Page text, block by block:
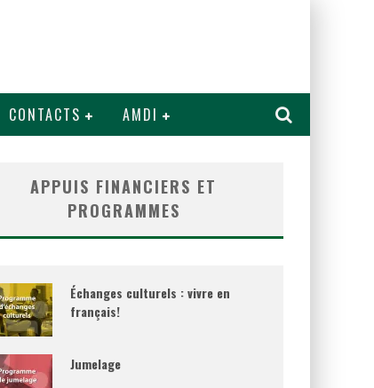
CONTACTS AMDI
APPUIS FINANCIERS ET
PROGRAMMES
Échanges culturels : vivre en
français!
Jumelage